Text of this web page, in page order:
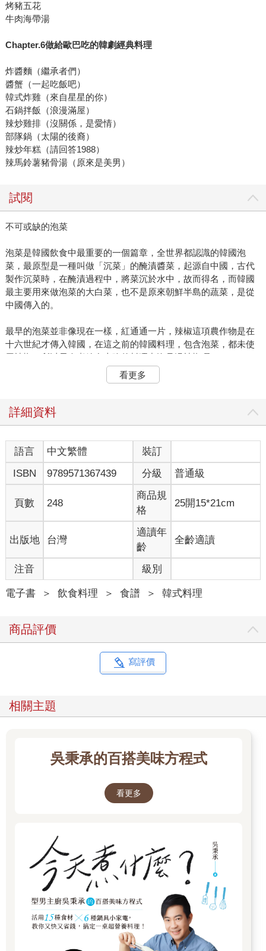
烤豬五花
牛肉海帶湯
Chapter.6做給歐巴吃的韓劇經典料理
炸醬麵（繼承者們）
醬蟹（一起吃飯吧）
韓式炸雞（來自星星的你）
石鍋拌飯（浪漫滿屋）
辣炒雞排（沒關係，是愛情）
部隊鍋（太陽的後裔）
辣炒年糕（請回答1988）
辣馬鈴薯豬骨湯（原來是美男）
試閱
不可或缺的泡菜
泡菜是韓國飲食中最重要的一個篇章，全世界都認識的韓國泡
菜，最原型是一種叫做「沉菜」的醃漬醬菜，起源自中國，古代
製作沉菜時，在醃漬過程中，將菜沉於水中，故而得名，而韓國
最主要用來做泡菜的大白菜，也不是原來朝鮮半島的蔬菜，是從
中國傳入的。
最早的泡菜並非像現在一樣，紅通通一片，辣椒這項農作物是在
十六世紀才傳入韓國，在這之前的韓國料理，包含泡菜，都未使
用辣椒，所以長今煮給皇上吃的料理中沒見過辣椒喔！
泡菜中最重要也最常見的，分別是大白菜泡菜與白蘿蔔泡菜，在
的家庭一般來說，都有兩個冰箱，一個是與我們相同、保存各種
以不適合保存於一般冰箱中，有的人家甚至有兩個泡菜冰箱。
韓國製作大白菜泡菜的季節約為每年的立冬前後，到了大白菜泡
菜製作期，全韓國家家戶戶便開始動起來，在老家長輩呼喚下，
許多住在大城市的人，全家動員回老家做泡菜。這時期，大約
兩、三個星期，韓國的高速公路總是塞車，充滿回鄉車潮，尤其
周末塞車更是嚴重，大家都為了做泡菜而回家。做泡菜是家族大
事，並不僅僅是只有一家人的事，阿媽、大姨婆、小叔叔等，總
之想得到的親戚，這時都齊聚一堂，大家一起做泡菜。在一些鄉
下地方，做泡菜更是全村的大事，是全村莊的人一起做的。
我在鄭媽媽家中做泡菜時，已過了立冬一個月，但還是大白菜泡
溫度更低，陽台就是一個天然的冰箱。台灣溫度太高，泡鹽水脫
水的時間需要縮短，但天候溫度無法掌握，所以建議放在可以控
制溫度的冰箱冷藏約十至十二小時，使白菜慢慢脫水，需要的
話，每過兩小時幫白菜翻面，使每一片葉子都均等脫水。
看更多
詳細資料
語言 中文繁體
裝訂
ISBN
9789571367439 分級 普通級
頁數 248
商品規
格
25開15*21cm
出版地 台灣
適讀年
齡
全齡適讀
注音 級別
電子書 ＞ 飲食料理 ＞ 食譜 ＞ 韓式料理
商品評價
寫評價
相關主題
吳秉承的百搭美味方程式
看更多